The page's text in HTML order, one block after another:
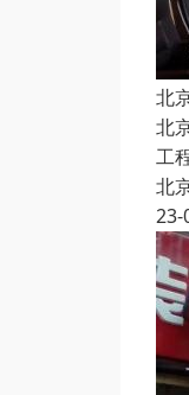
北
北
工
北
23-